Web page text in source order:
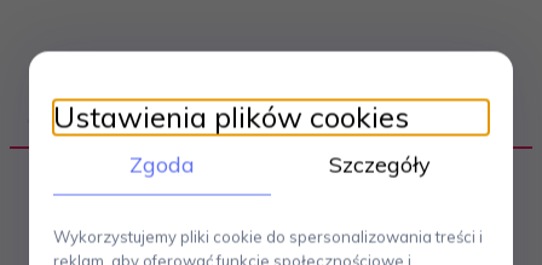
OPIS PRODUKTU
Pojemnik na miód Alessi TW
, zaprojektowany przez
Theo Williamsa
we współpracy z
Centro Studi Alessi
Ustawienia plików cookies
Zgoda Szczegóły
Wykorzystujemy pliki cookie do spersonalizowania treści i
reklam, aby oferować funkcje społecznościowe i